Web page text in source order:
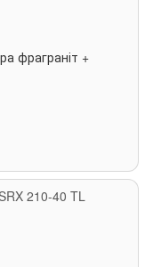
фраграніт +